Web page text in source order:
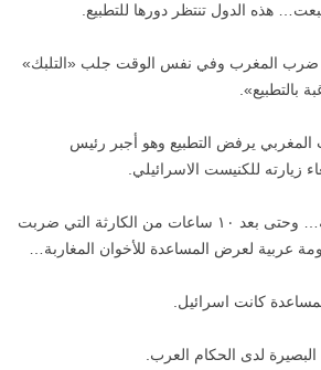
هذه الدول تنتظر دورها للتطبيع.
ضرب المغرب وفي نفس الوقت جلب «التلبك»
بالتطبيع».
المغربي يرفض التطبيع وهو أجبر رئيس
زيارته للكنيست الاسرائيلي.
التلبك جمد الحمية العربية… وحتى بعد ١٠ ساعات من الكارثة التي ضربت
عربية لعرض المساعدة للأخوان المغاربة…
كانت اسرائيل.
لدى الحكام العرب.